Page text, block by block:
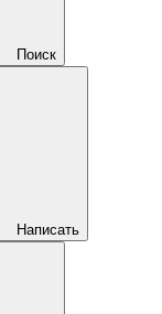
Поиск
Написать